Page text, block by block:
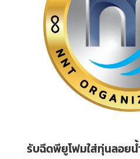
รับฉีดพียูโฟมใส่ทุ่นลอยน้